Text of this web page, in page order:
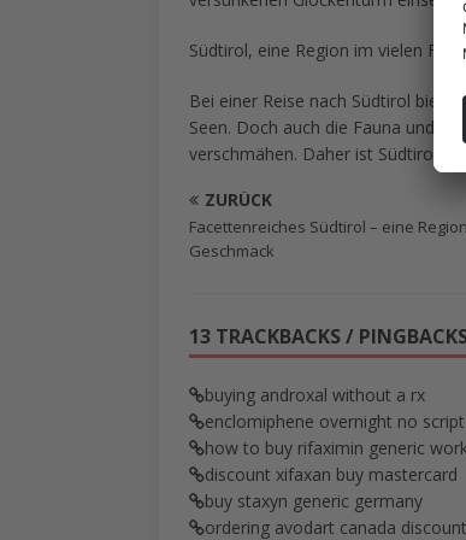
Südtirol, eine Region im vielen
Bei einer Reise nach Südtirol
Seen. Doch auch die Fauna und
verschmähen. Daher ist Südtirol
ZURÜCK
Facettenreiches Südtirol – eine
Geschmack
13 TRACKBACKS /
buying androxal without a rx
enclomiphene overnight no
how to buy rifaximin generic
discount xifaxan buy mastercard
buy staxyn generic germany
ordering avodart canada discount